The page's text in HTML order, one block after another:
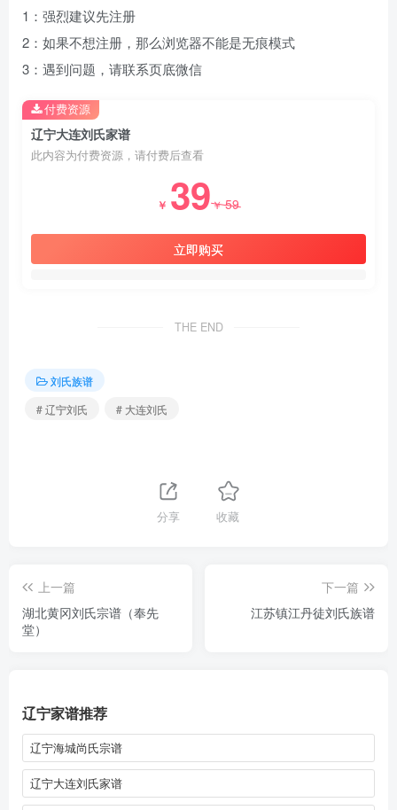
1：强烈建议先注册
2：如果不想注册，那么浏览器不能是无痕模式
3：遇到问题，请联系页底微信
辽宁大连刘氏家谱
此内容为付费资源，请付费后查看
￥ 39￥59
立即购买
付费资源
THE END
刘氏族谱
# 辽宁刘氏
# 大连刘氏
分享 收藏
上一篇
湖北黄冈刘氏宗谱（奉先
堂）
下一篇
江苏镇江丹徒刘氏族谱
辽宁家谱推荐
辽宁海城尚氏宗谱
辽宁大连刘氏家谱